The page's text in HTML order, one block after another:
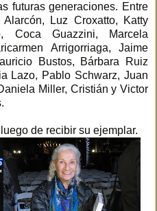
futuras generaciones. Entre
Luz Croxatto, Katty
Coca Guazzini, Marcela
Arrigorriaga, Jaime
Bustos, Bárbara Ruiz
Lazo, Pablo Schwarz, Juan
Miller, Cristián y Victor
de recibir su ejemplar.